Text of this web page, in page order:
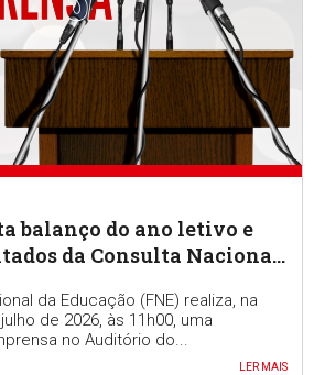
balanço do ano letivo e
da Consulta Nacional
da Educação (FNE) realiza, na
de 2026, às 11h00, uma
no Auditório do...
LER MAIS